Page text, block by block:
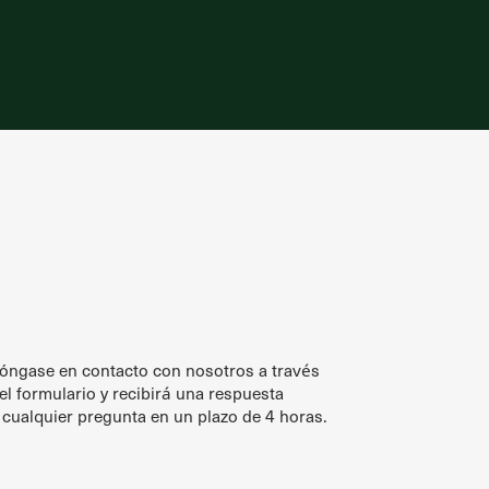
en contacto con nosotros a través
formulario y recibirá una respuesta
pregunta en un plazo de 4 horas.